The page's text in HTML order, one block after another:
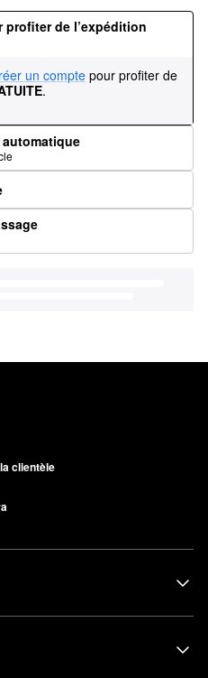
profiter de l’expédition
un compte pour profiter de
.
clientèle